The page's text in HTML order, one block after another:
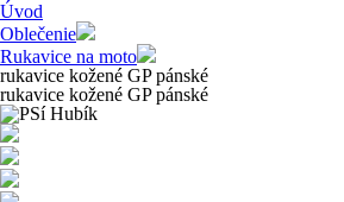
Úvod
Oblečenie
Rukavice na moto
rukavice kožené GP pánské
rukavice kožené GP pánské